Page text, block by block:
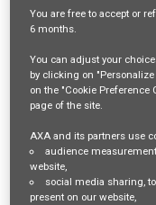
VENTES ET
mail_outline
Get future jobs
Login
or
You are freeto accept or
6 months.
You can adjust your
by clicking on
on the "Cookie Preference
page of the site.
AXA and its partners use
audience measurement
website,
social media sharing,
present on our website,